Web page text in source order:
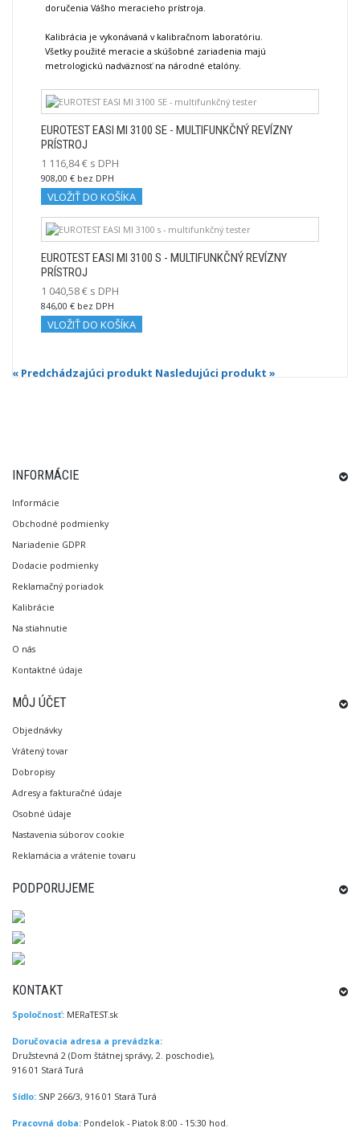
doručenia Vášho meracieho prístroja.
Kalibrácia je vykonávaná v kalibračnom laboratóriu.
Všetky použité meracie a skúšobné zariadenia majú
metrologickú nadväznosť na národné etalóny.
EUROTEST EASI MI 3100 SE - MULTIFUNKČNÝ REVÍZNY
PRÍSTROJ
1 116,84 € s DPH
908,00 € bez DPH
VLOŽIŤ DO KOŠÍKA
EUROTEST EASI MI 3100 S - MULTIFUNKČNÝ REVÍZNY
PRÍSTROJ
1 040,58 € s DPH
846,00 € bez DPH
VLOŽIŤ DO KOŠÍKA
« Predchádzajúci produkt Nasledujúci produkt »
INFORMÁCIE
Informácie
Obchodné podmienky
Nariadenie GDPR
Dodacie podmienky
Reklamačný poriadok
Kalibrácie
Na stiahnutie
O nás
Kontaktné údaje
MÔJ ÚČET
Objednávky
Vrátený tovar
Dobropisy
Adresy a fakturačné údaje
Osobné údaje
Nastavenia súborov cookie
Reklamácia a vrátenie tovaru
PODPORUJEME
KONTAKT
Spoločnosť: MERaTEST.sk
Doručovacia adresa a prevádzka:
Družstevná 2 (Dom štátnej správy, 2. poschodie),
916 01 Stará Turá
Sídlo: SNP 266/3, 916 01 Stará Turá
Pracovná doba: Pondelok - Piatok 8:00 - 15:30 hod.